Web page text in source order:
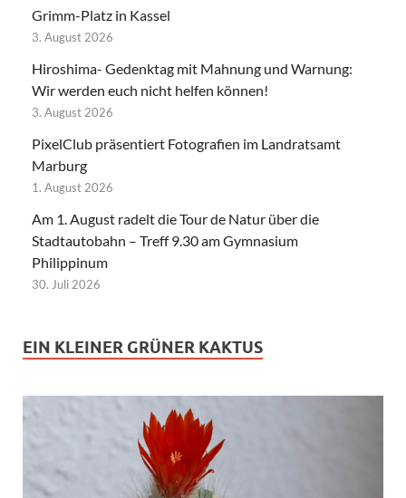
Grimm-Platz in Kassel
3. August 2026
Hiroshima- Gedenktag mit Mahnung und Warnung:
Wir werden euch nicht helfen können!
3. August 2026
PixelClub präsentiert Fotografien im Landratsamt
Marburg
1. August 2026
Am 1. August radelt die Tour de Natur über die
Stadtautobahn – Treff 9.30 am Gymnasium
Philippinum
30. Juli 2026
EIN KLEINER GRÜNER KAKTUS